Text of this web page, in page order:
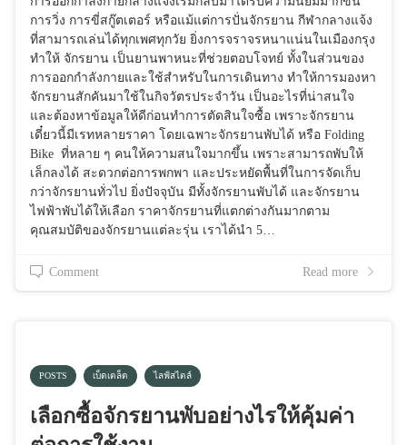
การวิ่ง การขี่สกู๊ตเตอร์ หรือแม้แต่การปั่นจักรยาน กีฬากลางแจ้ง
ที่สามารถเล่นได้ทุกเพศทุกวัย ยิ่งการจราจรหนาแน่นในเมืองกรุง
ทำให้ จักรยาน เป็นยานพาหนะที่ช่วยตอบโจทย์ ทั้งในส่วนของ
การออกกำลังกายและใช้สำหรับในการเดินทาง ทำให้การมองหา
จักรยานสักคันมาใช้ในกิจวัตรประจำวัน เป็นอะไรที่น่าสนใจ
และต้องหาข้อมูลให้ดีก่อนทำการตัดสินใจซื้อ เพราะจักรยาน
เดี๋ยวนี้มีเรทหลายราคา โดยเฉพาะจักรยานพับได้ หรือ Folding
Bike ที่หลาย ๆ คนให้ความสนใจมากขึ้น เพราะสามารถพับให้
เล็กลงได้ สะดวกต่อการพกพา และประหยัดพื้นที่ในการจัดเก็บ
กว่าจักรยานทั่วไป ยิ่งปัจจุบัน มีทั้งจักรยานพับได้ และจักรยาน
ไฟฟ้าพับได้ให้เลือก ราคาจักรยานที่แตกต่างกันมากตาม
คุณสมบัติของจักรยานแต่ละรุ่น เราได้นำ 5…
Comment Read more
POSTS เบ็ดเตล็ด ไลฟ์สไตล์
เลือกซื้อจักรยานพับอย่างไรให้คุ้มค่า